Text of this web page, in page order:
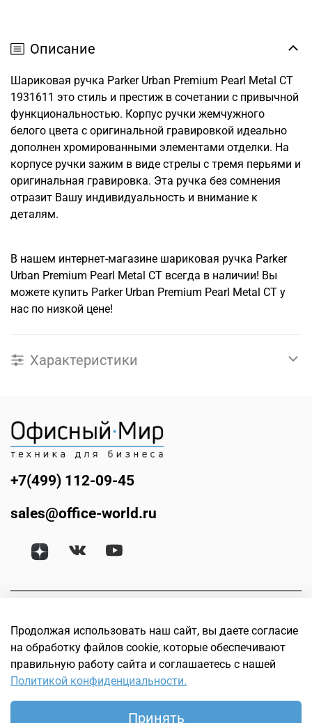
Описание
Шариковая ручка Parker Urban Premium Pearl Metal CT
1931611 это стиль и престиж в сочетании с привычной
функциональностью. Корпус ручки жемчужного
белого цвета с оригинальной гравировкой идеально
дополнен хромированными элементами отделки. На
корпусе ручки зажим в виде стрелы с тремя перьями и
оригинальная гравировка. Эта ручка без сомнения
отразит Вашу индивидуальность и внимание к
деталям.
В нашем интернет-магазине шариковая ручка Parker
Urban Premium Pearl Metal CT всегда в наличии! Вы
можете купить Parker Urban Premium Pearl Metal CT у
нас по низкой цене!
Характеристики
+7(499) 112-09-45
sales@office-world.ru
© Офисный мир. Интернет магазин техники для бизнеса.
Офисное, банковское, торговое и оборудование для
Продолжая использовать наш сайт, вы даете согласие
на обработку файлов cookie, которые обеспечивают
правильную работу сайта и соглашаетесь с нашей
Политикой конфиденциальности.
Принять